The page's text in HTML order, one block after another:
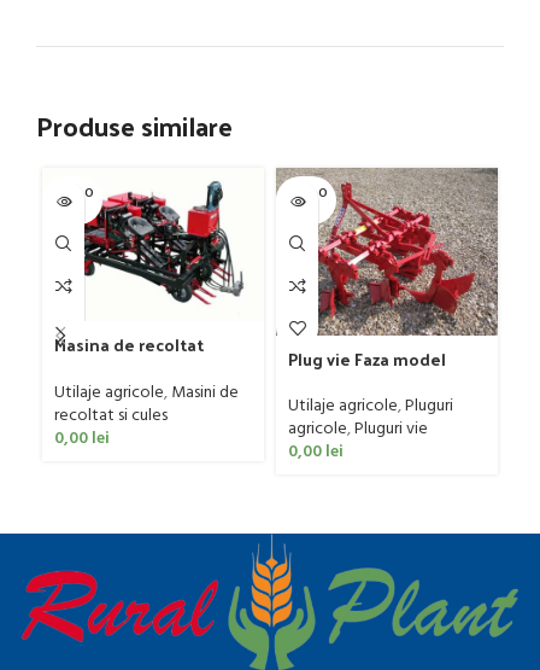
Produse similare
SOLD O
UT
Masina de recoltat
sistem de prindere
ERME model RL 2, 70 CP
Utilaje agricole,Masini de
recoltat si cules
0,00lei
SOLD O
UT
Plug vie Faza model
CP
Utilaje agricole,Pluguri
agricole,Pluguri vie
0,00lei